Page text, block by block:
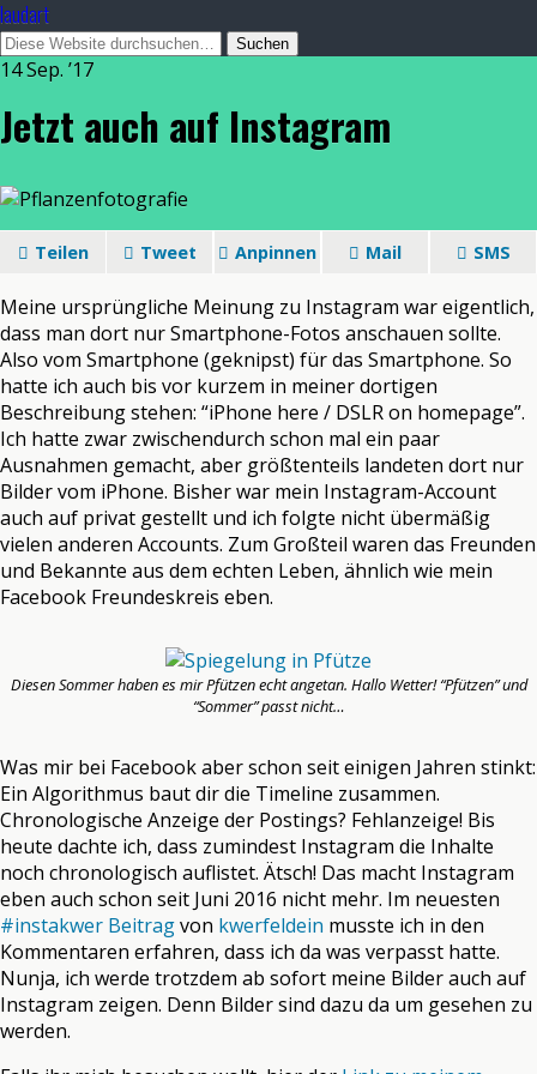
laudart
14 Sep. ’17
Jetzt auch auf Instagram
Teilen Tweet Anpinnen Mail SMS
Meine ursprüngliche Meinung zu Instagram war eigentlich,
dass man dort nur Smartphone-Fotos anschauen sollte.
Also vom Smartphone (geknipst) für das Smartphone. So
hatte ich auch bis vor kurzem in meiner dortigen
Beschreibung stehen: “iPhone here / DSLR on homepage”.
Ich hatte zwar zwischendurch schon mal ein paar
Ausnahmen gemacht, aber größtenteils landeten dort nur
Bilder vom iPhone. Bisher war mein Instagram-Account
auch auf privat gestellt und ich folgte nicht übermäßig
vielen anderen Accounts. Zum Großteil waren das Freunden
und Bekannte aus dem echten Leben, ähnlich wie mein
Facebook Freundeskreis eben.
Diesen Sommer haben es mir Pfützen echt angetan. Hallo Wetter! “Pfützen” und
“Sommer” passt nicht…
Was mir bei Facebook aber schon seit einigen Jahren stinkt:
Ein Algorithmus baut dir die Timeline zusammen.
Chronologische Anzeige der Postings? Fehlanzeige! Bis
heute dachte ich, dass zumindest Instagram die Inhalte
noch chronologisch auflistet. Ätsch! Das macht Instagram
eben auch schon seit Juni 2016 nicht mehr. Im neuesten
#instakwer Beitragvon kwerfeldein musste ich in den
Kommentaren erfahren, dass ich da was verpasst hatte.
Nunja, ich werde trotzdem ab sofort meine Bilder auch auf
Instagram zeigen. Denn Bilder sind dazu da um gesehen zu
werden.